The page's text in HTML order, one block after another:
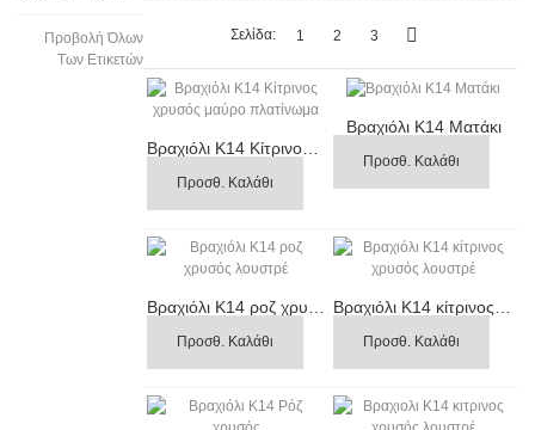
Σελίδα: 1 2 3
Βραχιόλι Κ14 Κίτρινος χρυσός μαύρο πλατίνωμα
229,00 €
Προσθ. Καλάθι
Βραχιόλι Κ14 Ματάκι
241,00 €
Προσθ. Καλάθι
372,00 €
Προσθ. Καλάθι 354,00 €
Προσθ. Καλάθι
Προβολή Όλων
Των Ετικετών